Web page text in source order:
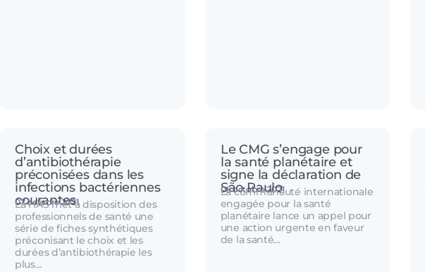
Choix et durées
d’antibiothérapie
préconisées dans les
infections bactériennes
courantes
07 octobre 2021
La HAS met à disposition des
professionnels de santé une
série de fiches synthétiques
préconisant le choix et les
durées d’antibiothérapie les
plus…
Le CMG s’engage pour
la santé planétaire et
signe la déclaration de
São Paulo
06 octobre 2021
La communauté internationale
engagée pour la santé
planétaire lance un appel pour
une action urgente en faveur
de la santé…